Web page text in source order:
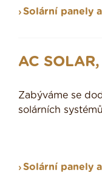
Solární panely
AC
Zabýváme se
solárních
Solární panely